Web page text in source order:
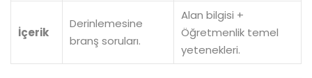
İçerik
Derinlemesine
branş soruları.
Alan bilgisi +
Öğretmenlik temel
yetenekleri.